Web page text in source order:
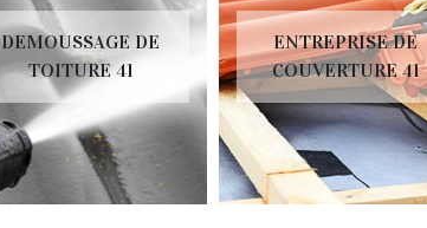
DEMOUSSAGE DE
TOITURE 41
ENTREPRISE DE
COUVERTURE 41